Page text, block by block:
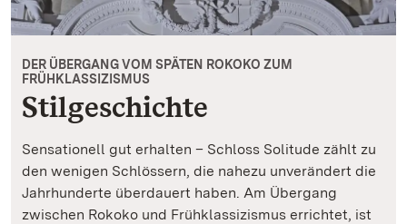
DER ÜBERGANG VOM SPÄTEN ROKOKO ZUM
FRÜHKLASSIZISMUS
Stilgeschichte
Sensationell gut erhalten – Schloss Solitude zählt zu
den wenigen Schlössern, die nahezu unverändert die
Jahrhunderte überdauert haben. Am Übergang
zwischen Rokoko und Frühklassizismus errichtet, ist